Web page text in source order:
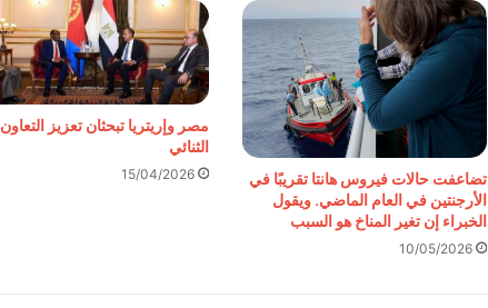
تضاعفت حالات فيروس هانتا تقريبًا في
الأرجنتين في العام الماضي. ويقول
الخبراء إن تغير المناخ هو السبب
10/05/2026
مصر وإريتريا تبحثان تعزيز التعاون
الثنائي
15/04/2026